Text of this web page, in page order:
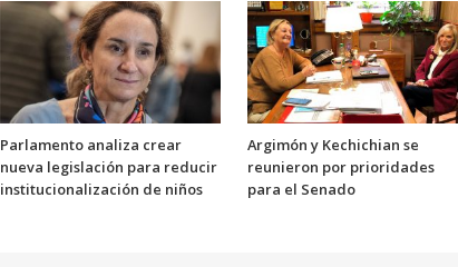
Parlamento analiza crear
nueva legislación para reducir
institucionalización de niños
Argimón y Kechichian se
reunieron por prioridades
para el Senado